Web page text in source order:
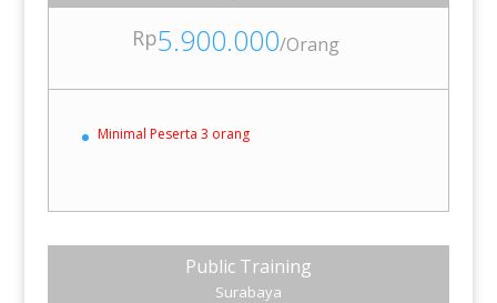
Rp5.900.000/Orang
Minimal Peserta 3 orang
Public Training
Surabaya